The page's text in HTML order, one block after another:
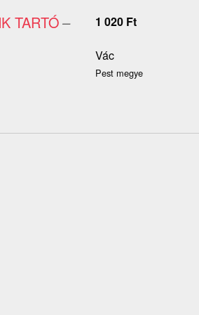
TARTÓ– 1 020 Ft
Vác
Pest megye